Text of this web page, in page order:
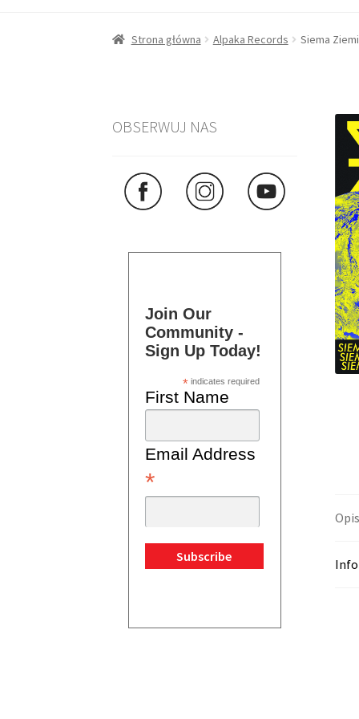
Strona główna Alpaka Records Siema
Opis
OBSERWUJ NAS
Join Our
Community -
Sign Up Today!
* indicates required
First Name
Email Address
*